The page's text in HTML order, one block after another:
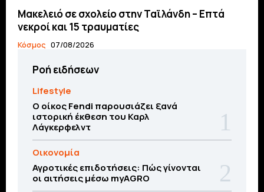
Μακελειό σε σχολείο στην Ταϊλάνδη – Επτά
νεκροί και 15 τραυματίες
Κόσμος 07/08/2026
Ροή ειδήσεων
Lifestyle
Ο οίκος Fendi παρουσιάζει ξανά
ιστορική έκθεση του Καρλ
Λάγκερφελντ
Οικονομία
Αγροτικές επιδοτήσεις: Πώς γίνονται
οι αιτήσεις μέσω myAGRO